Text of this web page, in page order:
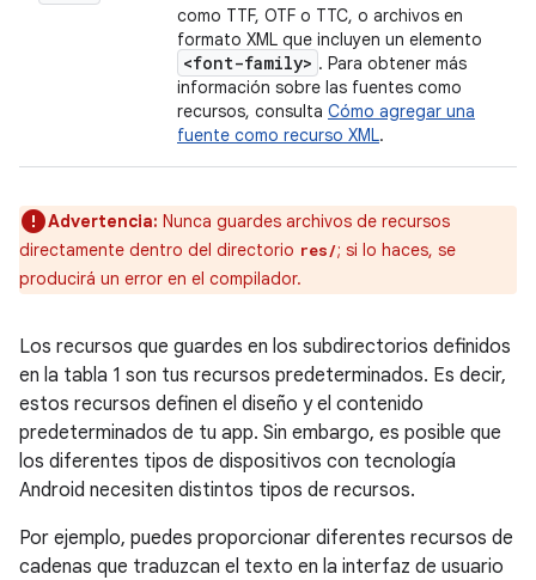
como TTF, OTF o TTC, o archivos en
formato XML que incluyen un elemento
<font-family> . Para obtener más
información sobre las fuentes como
recursos, consulta Cómo agregar una
fuente como recurso XML.
Advertencia: Nunca guardes archivos de recursos
directamente dentro del directorio res/; si lo haces, se
producirá un error en el compilador.
Los recursos que guardes en los subdirectorios definidos
en la tabla 1 son tus recursos predeterminados. Es decir,
estos recursos definen el diseño y el contenido
predeterminados de tu app. Sin embargo, es posible que
los diferentes tipos de dispositivos con tecnología
Android necesiten distintos tipos de recursos.
Por ejemplo, puedes proporcionar diferentes recursos de
cadenas que traduzcan el texto en la interfaz de usuario